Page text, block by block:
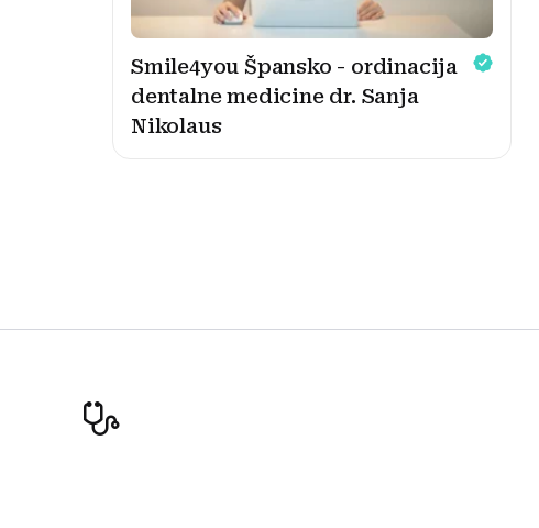
Smile4you Špansko - ordinacija
dentalne medicine dr. Sanja
Nikolaus